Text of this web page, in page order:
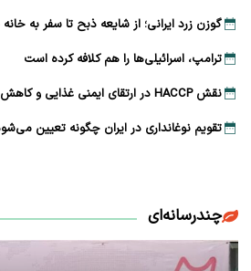
گوزن زرد ایرانی؛ از شایعه ذبح تا سفر به
ترامپ، اسرائیلی‌ها را هم کلافه کرده است
نقش HACCP در ارتقای ایمنی غذایی و کاهش خطرات تولید
تقویم نوغانداری در ایران چگونه تعیین
چندرسانه‌ای